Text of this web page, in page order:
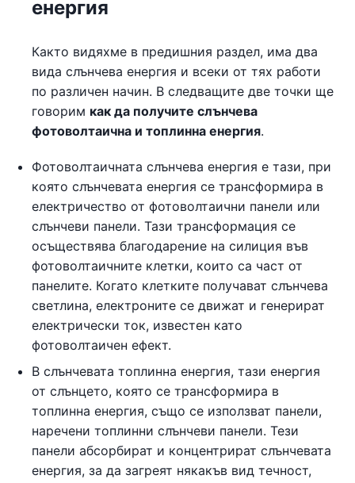
енергия
Както видяхме в предишния раздел, има два
вида слънчева енергия и всеки от тях работи
по различен начин. В следващите две точки ще
говорим как да получите слънчева
фотоволтаична и топлинна енергия.
Фотоволтаичната слънчева енергия е тази, при
която слънчевата енергия се трансформира в
електричество от фотоволтаични панели или
слънчеви панели. Тази трансформация се
осъществява благодарение на силиция във
фотоволтаичните клетки, които са част от
панелите. Когато клетките получават слънчева
светлина, електроните се движат и генерират
електрически ток, известен като
фотоволтаичен ефект.
В слънчевата топлинна енергия, тази енергия
от слънцето, която се трансформира в
топлинна енергия, също се използват панели,
наречени топлинни слънчеви панели. Тези
панели абсорбират и концентрират слънчевата
енергия, за да загреят някакъв вид течност,